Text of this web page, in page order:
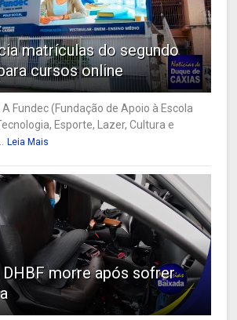
matrículas do segundo
cursos online
Fundec (Fundação de Apoio à Escola
Esporte, Lazer, Cultura e
Leia Mais
morre após sofrer